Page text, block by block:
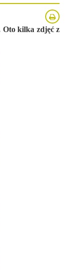
Oto kilka zdjęć z